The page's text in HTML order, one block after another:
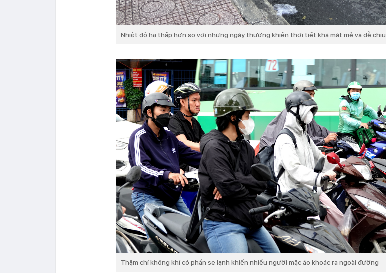
Nhiệt độ hạ thấp hơn so với những ngày thường khiến thời tiết khá mát mẻ và dễ chịu
Thậm chí không khí có phần se lạnh khiến nhiều người mặc áo khoác ra ngoài đường